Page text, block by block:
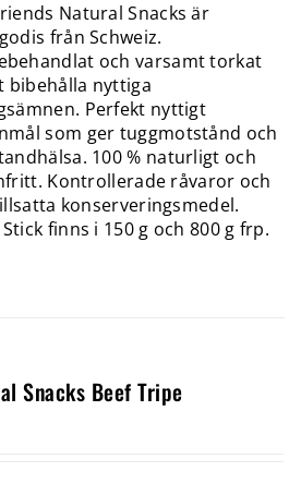
Natural Snacks är
från Schweiz.
och varsamt torkat
bibehålla nyttiga
Perfekt nyttigt
som ger tuggmotstånd och
100 % naturligt och
Kontrollerade råvaror och
konserveringsmedel.
finns i 150 g och 800 g frp.
Snacks Beef Tripe